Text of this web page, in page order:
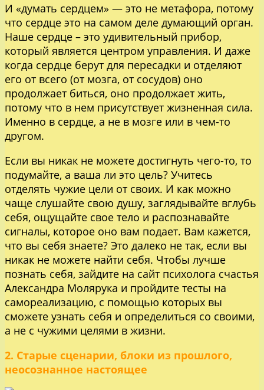
И «думать сердцем» — это не метафора, потому
что сердце это на самом деле думающий орган.
Наше сердце – это удивительный прибор,
который является центром управления. И даже
когда сердце берут для пересадки и отделяют
его от всего (от мозга, от сосудов) оно
продолжает биться, оно продолжает жить,
потому что в нем присутствует жизненная сила.
Именно в сердце, а не в мозге или в чем-то
другом.
Если вы никак не можете достигнуть чего-то, то
подумайте, а ваша ли это цель? Учитесь
отделять чужие цели от своих. И как можно
чаще слушайте свою душу, заглядывайте вглубь
себя, ощущайте свое тело и распознавайте
сигналы, которое оно вам подает. Вам кажется,
что вы себя знаете? Это далеко не так, если вы
никак не можете найти себя. Чтобы лучше
познать себя, зайдите на сайт психолога счастья
Александра Молярука и пройдите тесты на
самореализацию, с помощью которых вы
сможете узнать себя и определиться со своими,
а не с чужими целями в жизни.
2. Старые сценарии, блоки из прошлого,
неосознанное настоящее